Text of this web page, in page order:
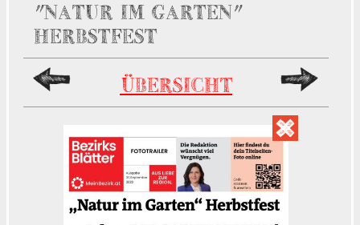
"NATUR IM GARTEN"
HERBSTFEST
ÜBERSICHT